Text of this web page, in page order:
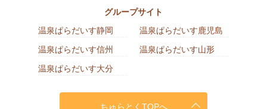
グループサイト
温泉ぱらだいす静岡
温泉ぱらだいす鹿児島
温泉ぱらだいす信州
温泉ぱらだいす山形
温泉ぱらだいす大分
ちゅらとくTOPへ